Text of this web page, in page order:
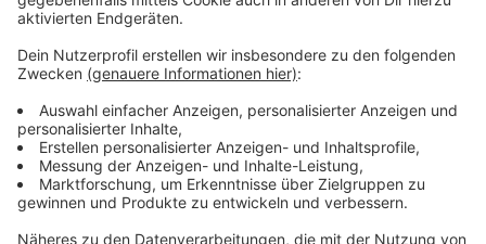
Anzeige
Weihnachtsmärkte Leverkusen: Schlebusch geht
wieder leer aus
Leverkusen: KVB-Linie 4 zählt zu den unpünktlichsten
Linien